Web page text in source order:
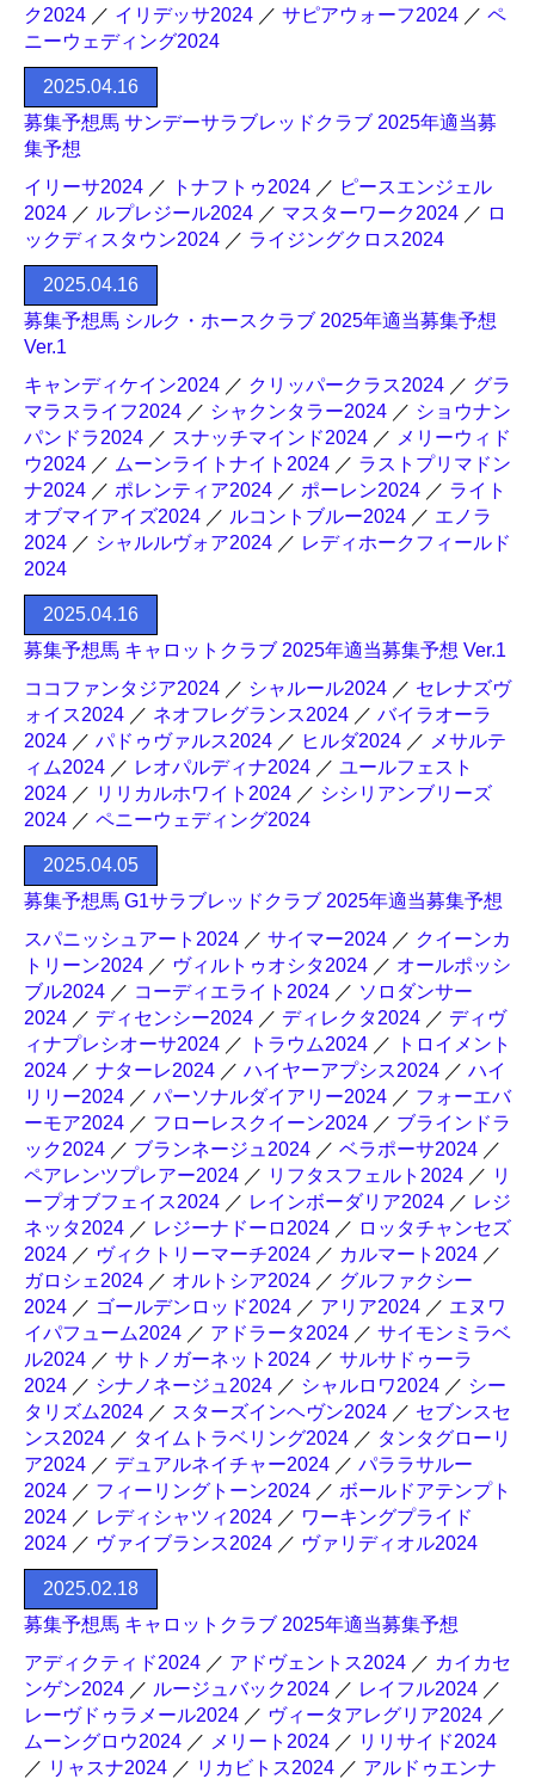
ク2024 ／ イリデッサ2024 ／ サピアウォーフ2024 ／ ペ
ニーウェディング2024
2025.04.16
募集予想馬 サンデーサラブレッドクラブ 2025年適当募
集予想
イリーサ2024 ／ トナフトゥ2024 ／ ピースエンジェル
2024 ／ ルプレジール2024 ／ マスターワーク2024 ／ ロ
ックディスタウン2024 ／ ライジングクロス2024
2025.04.16
募集予想馬 シルク・ホースクラブ 2025年適当募集予想
Ver.1
キャンディケイン2024 ／ クリッパークラス2024 ／ グラ
マラスライフ2024 ／ シャクンタラー2024 ／ ショウナン
パンドラ2024 ／ スナッチマインド2024 ／ メリーウィド
ウ2024 ／ ムーンライトナイト2024 ／ ラストプリマドン
ナ2024 ／ ポレンティア2024 ／ ポーレン2024 ／ ライト
オブマイアイズ2024 ／ ルコントブルー2024 ／ エノラ
2024 ／ シャルルヴォア2024 ／ レディホークフィールド
2024
2025.04.16
募集予想馬 キャロットクラブ 2025年適当募集予想 Ver.1
ココファンタジア2024 ／ シャルール2024 ／ セレナズヴ
ォイス2024 ／ ネオフレグランス2024 ／ バイラオーラ
2024 ／ パドゥヴァルス2024 ／ ヒルダ2024 ／ メサルテ
ィム2024 ／ レオパルディナ2024 ／ ユールフェスト
2024 ／ リリカルホワイト2024 ／ シシリアンブリーズ
2024 ／ ペニーウェディング2024
2025.04.05
募集予想馬 G1サラブレッドクラブ 2025年適当募集予想
スパニッシュアート2024 ／ サイマー2024 ／ クイーンカ
トリーン2024 ／ ヴィルトゥオシタ2024 ／ オールポッシ
ブル2024 ／ コーディエライト2024 ／ ソロダンサー
2024 ／ ディセンシー2024 ／ ディレクタ2024 ／ ディヴ
ィナプレシオーサ2024 ／ トラウム2024 ／
トロイメント
2024 ／ ナターレ2024 ／ ハイヤーアプシス2024 ／ ハイ
リリー2024 ／ パーソナルダイアリー2024 ／ フォーエバ
ーモア2024 ／ フローレスクイーン2024 ／ ブラインドラ
ック2024 ／ ブランネージュ2024 ／ ベラポーサ2024 ／
ペアレンツプレアー2024 ／ リフタスフェルト2024 ／ リ
ープオブフェイス2024 ／ レインボーダリア2024 ／ レジ
ネッタ2024 ／ レジーナドーロ2024 ／ ロッタチャンセズ
2024 ／ ヴィクトリーマーチ2024 ／ カルマート2024 ／
ガロシェ2024 ／ オルトシア2024 ／ グルファクシー
2024 ／ ゴールデンロッド2024 ／ アリア2024 ／ エヌワ
イパフューム2024 ／ アドラータ2024 ／ サイモンミラベ
ル2024 ／ サトノガーネット2024 ／ サルサドゥーラ
2024 ／ シナノネージュ2024 ／ シャルロワ2024 ／ シー
タリズム2024 ／ スターズインヘヴン2024 ／ セブンスセ
ンス2024 ／ タイムトラベリング2024 ／ タンタグローリ
ア2024 ／ デュアルネイチャー2024 ／ パララサルー
2024 ／ フィーリングトーン2024 ／ ボールドアテンプト
2024 ／ レディシャツィ2024 ／ ワーキングプライド
2024 ／ ヴァイブランス2024 ／ ヴァリディオル2024
2025.02.18
募集予想馬 キャロットクラブ 2025年適当募集予想
アディクティド2024 ／ アドヴェントス2024 ／ カイカセ
ンゲン2024 ／ ルージュバック2024 ／ レイフル2024 ／
レーヴドゥラメール2024 ／ ヴィータアレグリア2024 ／
ムーングロウ2024 ／ メリート2024 ／ リリサイド2024
／ リャスナ2024 ／ リカビトス2024 ／ アルドゥエンナ